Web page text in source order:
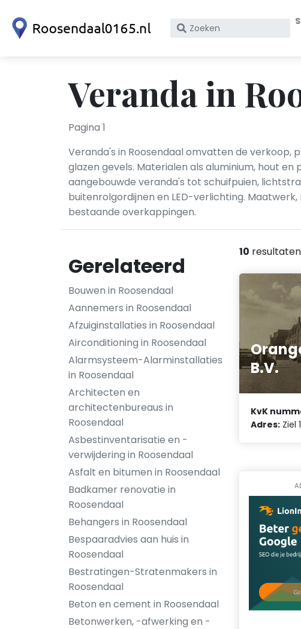
Zoek
KvK
nummer
Veranda in
Pagina 1
Veranda's in Roosendaal omvatten de
glazen gevels. Materialen als aluminium, hout
aangebouwde veranda's tot schuifpuien,
buitenrolgordijnen en LED-verlichting.
bestaande overkappingen.
Gerelateerd
Bouwen in Roosendaal
Aannemers in Roosendaal
Afzuiginstallaties in Roosendaal
Airconditioning in Roosendaal
Alarmsysteem-Alarminstallaties
in Roosendaal
Architecten en
architectenbureaus in
Roosendaal
Asbestinventarisatie en -
verwijdering in Roosendaal
Asfalt en bitumen in Roosendaal
Badkamer renovatie in
Roosendaal
Behangers in Roosendaal
Bespaaradvies aan huis in
Roosendaal
Bestratingen-Stratenmakers in
Roosendaal
Beton en cement in Roosendaal
Betonwerken, -afwerking en -
10 resultaten
B.V.
KvK
Adres: Ziel 1